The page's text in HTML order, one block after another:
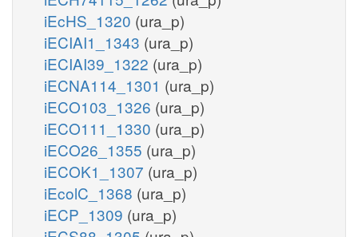
iEcHS_1320 (ura_p)
iECIAI1_1343 (ura_p)
iECIAI39_1322 (ura_p)
iECNA114_1301 (ura_p)
iECO103_1326 (ura_p)
iECO111_1330 (ura_p)
iECO26_1355 (ura_p)
iECOK1_1307 (ura_p)
iEcolC_1368 (ura_p)
iECP_1309 (ura_p)